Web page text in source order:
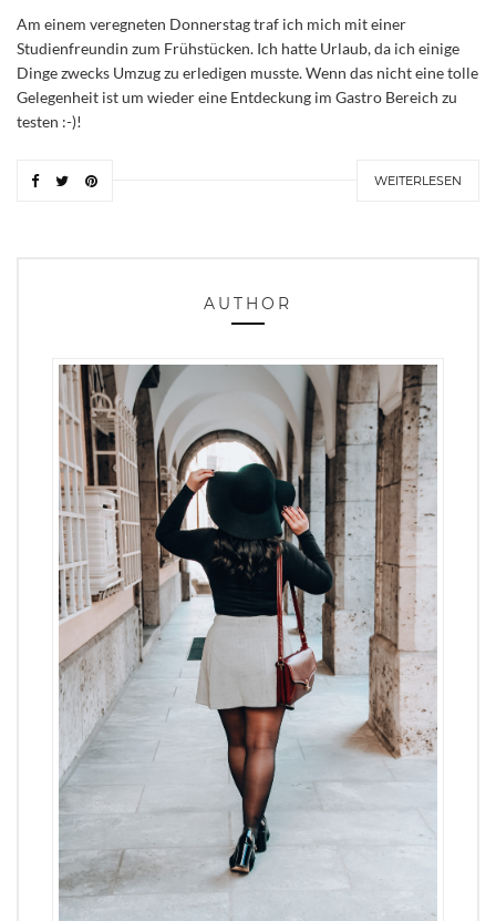
Am einem veregneten Donnerstag traf ich mich mit einer
Studienfreundin zum Frühstücken. Ich hatte Urlaub, da ich einige
Dinge zwecks Umzug zu erledigen musste. Wenn das nicht eine tolle
Gelegenheit ist um wieder eine Entdeckung im Gastro Bereich zu
testen :-)!
WEITERLESEN
AUTHOR